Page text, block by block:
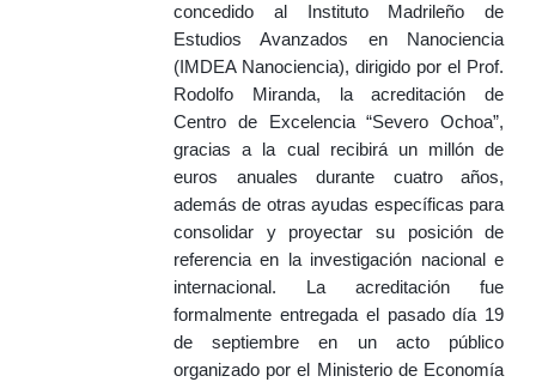
concedido al Instituto Madrileño de
Estudios Avanzados en Nanociencia
(IMDEA Nanociencia), dirigido por el Prof.
Rodolfo Miranda, la acreditación de
Centro de Excelencia “Severo Ochoa”,
gracias a la cual recibirá un millón de
euros anuales durante cuatro años,
además de otras ayudas específicas para
consolidar y proyectar su posición de
referencia en la investigación nacional e
internacional. La acreditación fue
formalmente entregada el pasado día 19
de septiembre en un acto público
organizado por el Ministerio de Economía